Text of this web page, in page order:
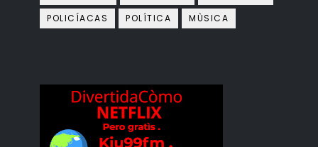
POLICÍACAS
POLÍTICA MÙSICA